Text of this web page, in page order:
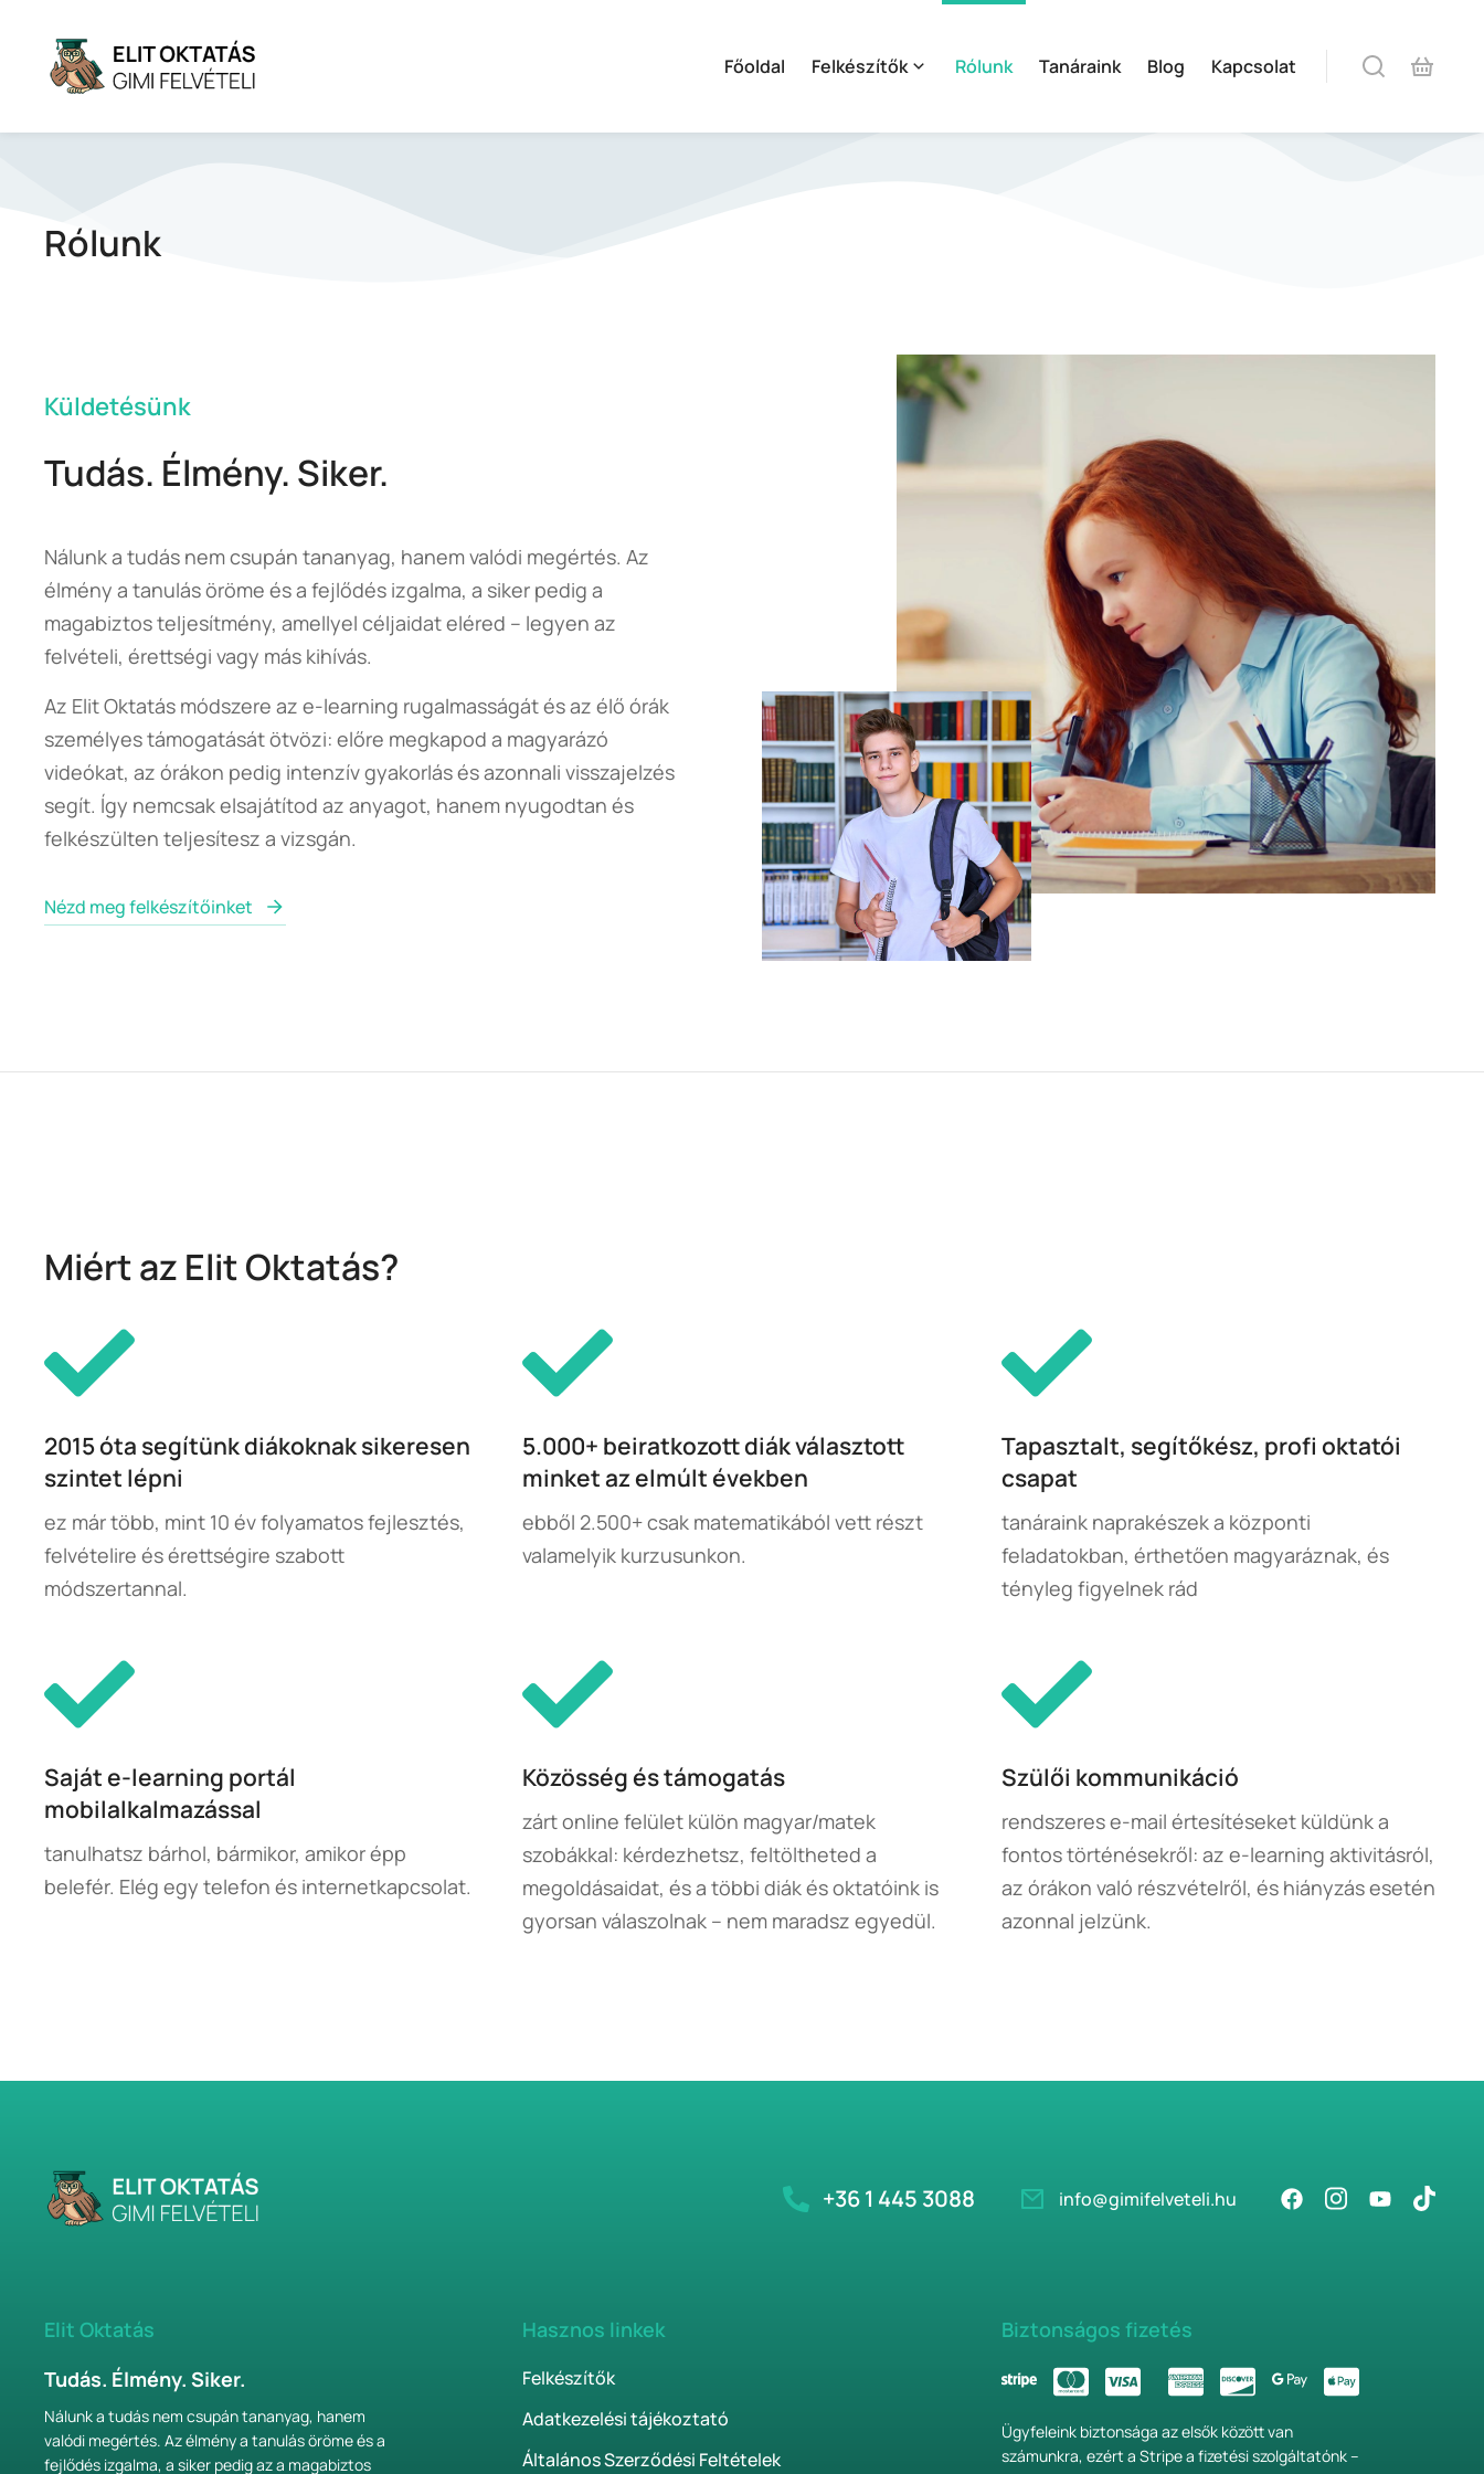
Főoldal Felkészítők Rólunk Tanáraink Blog Kapcsolat
Rólunk
Küldetésünk
Tudás. Élmény. Siker.
Nálunk a tudás nem csupán tananyag, hanem valódi megértés. Az
élmény a tanulás öröme és a fejlődés izgalma, a siker pedig a
magabiztos teljesítmény, amellyel céljaidat eléred – legyen az
felvételi, érettségi vagy más kihívás.
Az Elit Oktatás módszere az e-learning rugalmasságát és az élő órák
személyes támogatását ötvözi: előre megkapod a magyarázó
videókat, az órákon pedig intenzív gyakorlás és azonnali visszajelzés
segít. Így nemcsak elsajátítod az anyagot, hanem nyugodtan és
felkészülten teljesítesz a vizsgán.
Nézd meg felkészítőinket
Miért az Elit Oktatás?
2015 óta segítünk diákoknak sikeresen
szintet lépni
ez már több, mint 10 év folyamatos fejlesztés,
felvételire és érettségire szabott
módszertannal.
5.000+ beiratkozott diák választott
minket az elmúlt években
ebből 2.500+ csak matematikából vett részt
valamelyik kurzusunkon.
Tapasztalt, segítőkész, profi oktatói
csapat
tanáraink naprakészek a központi
feladatokban, érthetően magyaráznak, és
tényleg figyelnek rád
Saját e-learning portál
mobilalkalmazással
tanulhatsz bárhol, bármikor, amikor épp
belefér. Elég egy telefon és internetkapcsolat.
Közösség és támogatás
zárt online felület külön magyar/matek
szobákkal: kérdezhetsz, feltöltheted a
megoldásaidat, és a többi diák és oktatóink is
gyorsan válaszolnak – nem maradsz egyedül.
Szülői kommunikáció
rendszeres e-mail értesítéseket küldünk a
fontos történésekről: az e-learning aktivitásról,
az órákon való részvételről, és hiányzás esetén
azonnal jelzünk.
+36 1 445 3088 info@gimifelveteli.hu
Elit Oktatás
Tudás. Élmény. Siker.
Nálunk a tudás nem csupán tananyag, hanem
valódi megértés. Az élmény a tanulás öröme és a
fejlődés izgalma, a siker pedig az a magabiztos
Hasznos linkek
Felkészítők
Adatkezelési tájékoztató
Általános Szerződési Feltételek
Biztonságos fizetés
Ügyfeleink biztonsága az elsők között van
számunkra, ezért a Stripe a fizetési szolgáltatónk –